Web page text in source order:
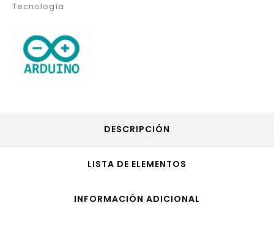
Tecnología
DESCRIPCIÓN
LISTA DE ELEMENTOS
INFORMACIÓN ADICIONAL